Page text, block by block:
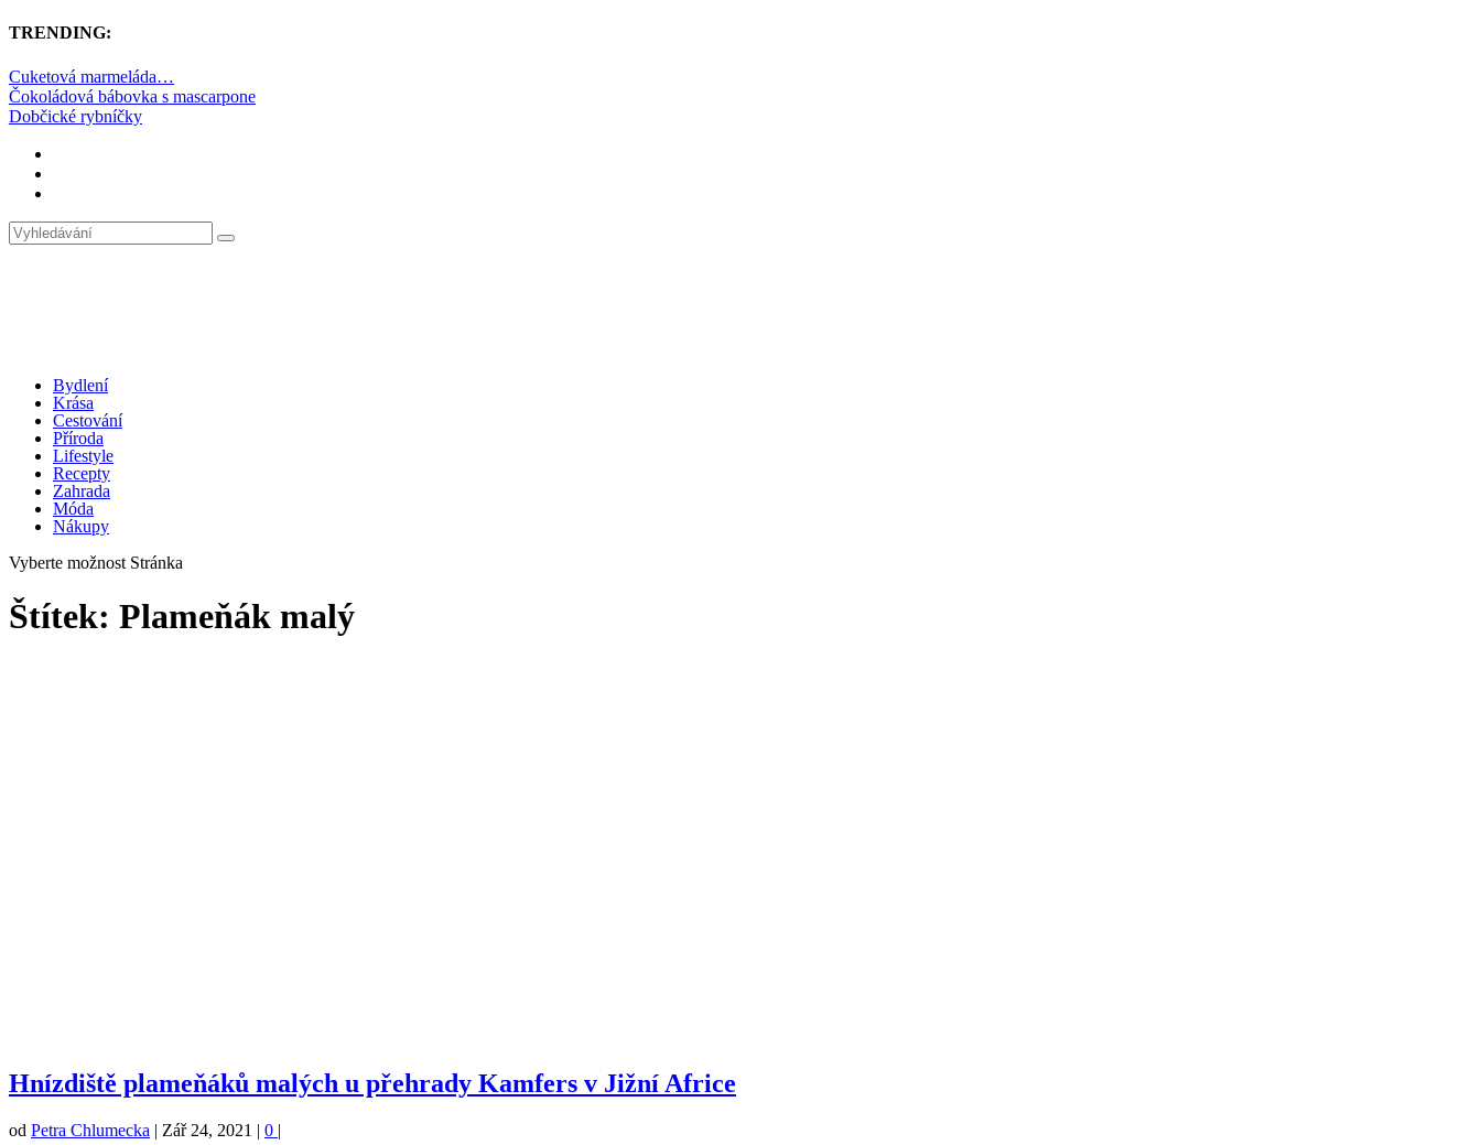
TRENDING:
Cuketová marmeláda…
Čokoládová bábovka s mascarpone
Dobčické rybníčky
Bydlení
Krása
Cestování
Příroda
Lifestyle
Recepty
Zahrada
Móda
Nákupy
Vyberte možnost Stránka
Štítek: Plameňák malý
Hnízdiště plameňáků malých u přehrady Kamfers v Jižní Africe
od Petra Chlumecka | Zář 24, 2021 | 0 |